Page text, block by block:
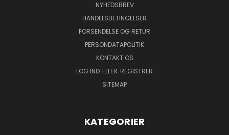
NYHEDSBREV
HANDELSBETINGELSER
FORSENDELSE OG RETUR
PERSONDATAPOLITIK
KONTAKT OS
LOG IND ELLER REGISTRER
SITEMAP
KATEGORIER